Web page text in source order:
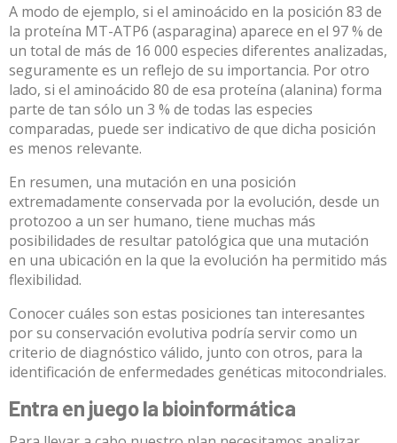
A modo de ejemplo, si el aminoácido en la posición 83 de
la proteína MT-ATP6 (asparagina) aparece en el 97 % de
un total de más de 16 000 especies diferentes analizadas,
seguramente es un reflejo de su importancia. Por otro
lado, si el aminoácido 80 de esa proteína (alanina) forma
parte de tan sólo un 3 % de todas las especies
comparadas, puede ser indicativo de que dicha posición
es menos relevante.
En resumen, una mutación en una posición
extremadamente conservada por la evolución, desde un
protozoo a un ser humano, tiene muchas más
posibilidades de resultar patológica que una mutación
en una ubicación en la que la evolución ha permitido más
flexibilidad.
Conocer cuáles son estas posiciones tan interesantes
por su conservación evolutiva podría servir como un
criterio de diagnóstico válido, junto con otros, para la
identificación de enfermedades genéticas mitocondriales.
Entra en juego la bioinformática